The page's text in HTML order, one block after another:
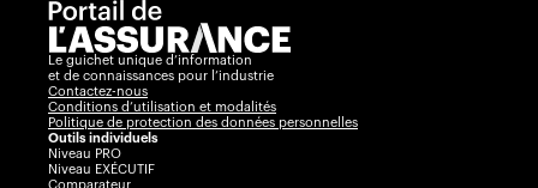
Le guichet unique d’information
et de connaissances pour l’industrie
Contactez-nous
Conditions d’utilisation et modalités
Politique de protection des données personnelles
Outils individuels
Niveau PRO
Niveau EXÉCUTIF